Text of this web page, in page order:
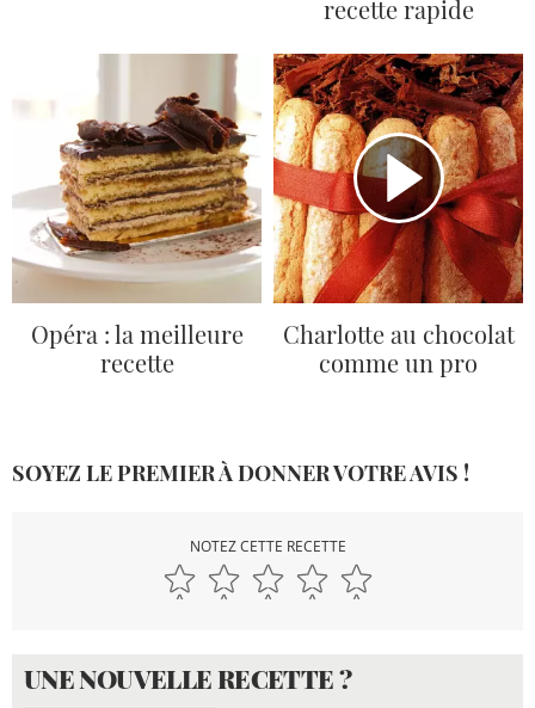
recette rapide
Opéra : la meilleure
recette
Charlotte au chocolat
comme un pro
SOYEZ LE PREMIER À DONNER VOTRE AVIS !
NOTEZ CETTE RECETTE
UNE NOUVELLE RECETTE ?